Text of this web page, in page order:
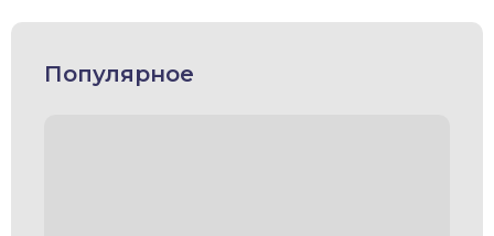
Популярное